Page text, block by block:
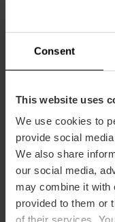
Consent
This website uses
We use cookies to
provide social
We also share
our social media,
may combine it with
provided to them or
of their services.
Informació
Descompte
10% dto